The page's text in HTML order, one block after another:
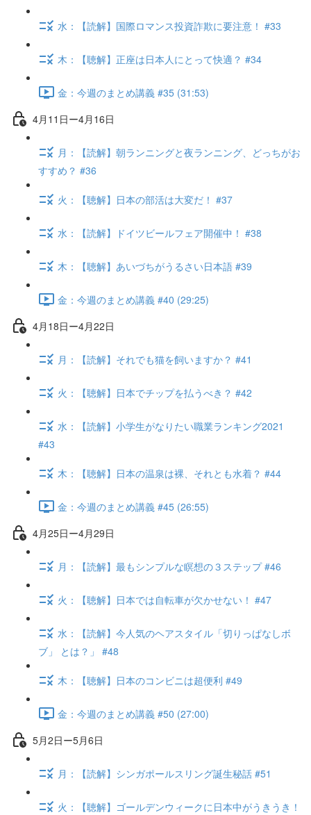
水：【読解】国際ロマンス投資詐欺に要注意！ #33
木：【聴解】正座は日本人にとって快適？ #34
金：今週のまとめ講義 #35 (31:53)
4月11日ー4月16日
月：【読解】朝ランニングと夜ランニング、どっちがお
すすめ？ #36
火：【聴解】日本の部活は大変だ！ #37
水：【読解】ドイツビールフェア開催中！ #38
木：【聴解】あいづちがうるさい日本語 #39
金：今週のまとめ講義 #40 (29:25)
4月18日ー4月22日
月：【読解】それでも猫を飼いますか？ #41
火：【聴解】日本でチップを払うべき？ #42
水：【読解】小学生がなりたい職業ランキング2021
#43
木：【聴解】日本の温泉は裸、それとも水着？ #44
金：今週のまとめ講義 #45 (26:55)
4月25日ー4月29日
月：【読解】最もシンプルな瞑想の３ステップ #46
火：【聴解】日本では自転車が欠かせない！ #47
水：【読解】今人気のヘアスタイル「切りっぱなしボ
ブ」 とは？」 #48
木：【聴解】日本のコンビニは超便利 #49
金：今週のまとめ講義 #50 (27:00)
5月2日ー5月6日
月：【読解】シンガポールスリング誕生秘話 #51
火：【聴解】ゴールデンウィークに日本中がうきうき！